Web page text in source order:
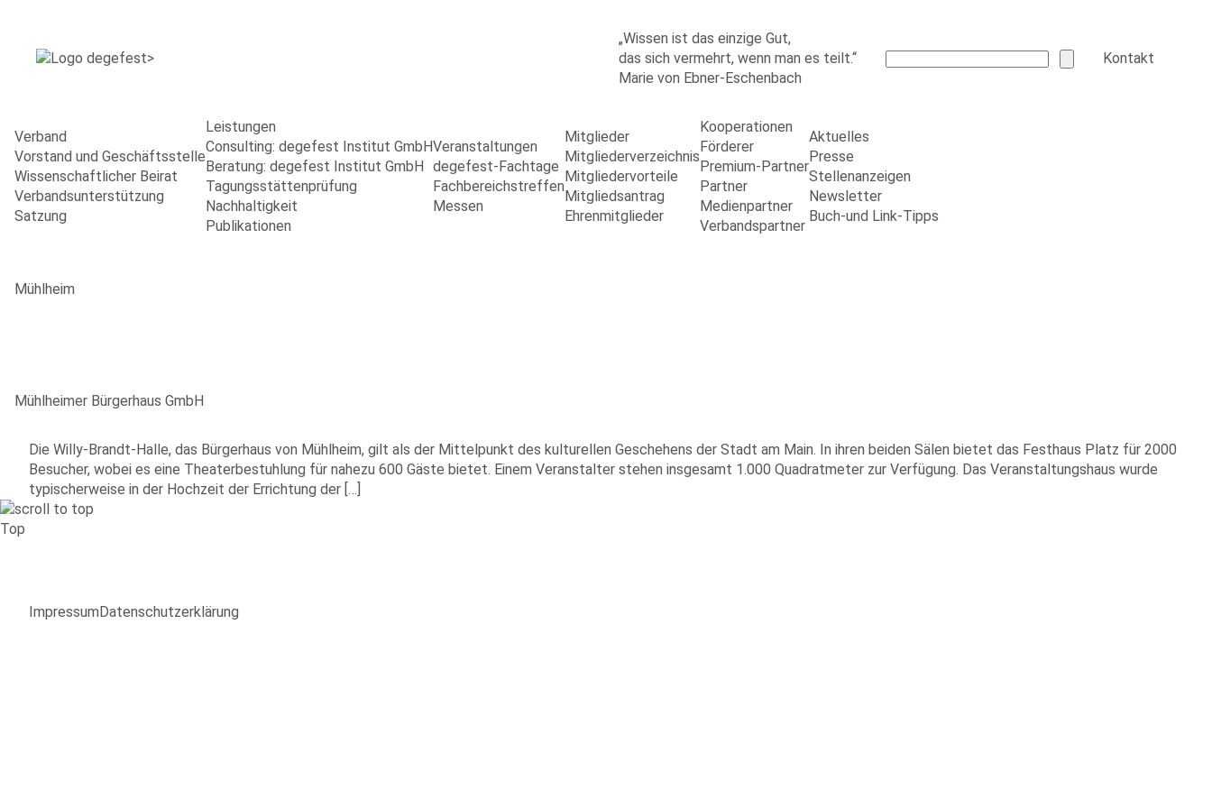
„Wissen ist das einzige Gut,
das sich vermehrt, wenn man es teilt.“
Marie von Ebner-Eschenbach
Kontakt
Verband
Vorstand und Geschäftsstelle
Wissenschaftlicher Beirat
Verbandsunterstützung
Satzung
Leistungen
Consulting: degefest Institut GmbH
Beratung: degefest Institut GmbH
Tagungsstättenprüfung
Nachhaltigkeit
Publikationen
Veranstaltungen
degefest-Fachtage
Fachbereichstreffen
Messen
Mitglieder
Mitgliederverzeichnis
Mitgliedervorteile
Mitgliedsantrag
Ehrenmitglieder
Kooperationen
Förderer
Premium-Partner
Partner
Medienpartner
Verbandspartner
Aktuelles
Presse
Stellenanzeigen
Newsletter
Buch-und Link-Tipps
Mühlheim
Mühlheimer Bürgerhaus GmbH
Die Willy-Brandt-Halle, das Bürgerhaus von Mühlheim, gilt als der Mittelpunkt des kulturellen Geschehens der Stadt am Main. In ihren beiden Sälen bietet das Festhaus Platz für 2000
Besucher, wobei es eine Theaterbestuhlung für nahezu 600 Gäste bietet. Einem Veranstalter stehen insgesamt 1.000 Quadratmeter zur Verfügung. Das Veranstaltungshaus wurde
typischerweise in der Hochzeit der Errichtung der […]
Top
ImpressumDatenschutzerklärung